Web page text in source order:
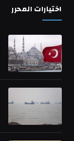
اختيارات المحرر